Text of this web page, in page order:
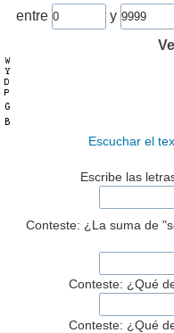
entre y
Escuchar el
Escribe las
Conteste: ¿La suma de
Conteste: ¿Qué
Conteste: ¿Qué